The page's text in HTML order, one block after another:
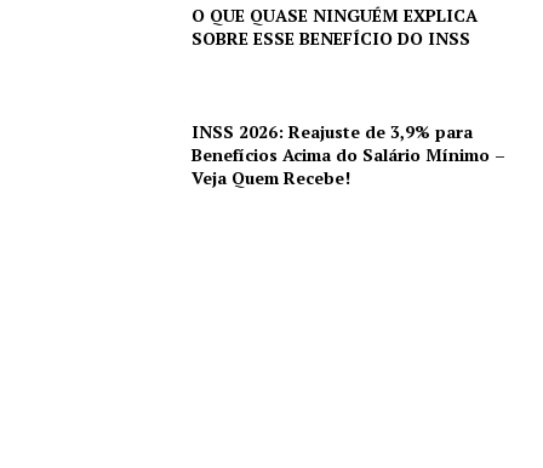
O QUE QUASE NINGUÉM EXPLICA
SOBRE ESSE BENEFÍCIO DO INSS
INSS 2026: Reajuste de 3,9% para
Benefícios Acima do Salário Mínimo –
Veja Quem Recebe!